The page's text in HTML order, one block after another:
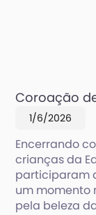
Coroação
1/6/2026
Encerrando
crianças da
participaram
um momento
pela beleza